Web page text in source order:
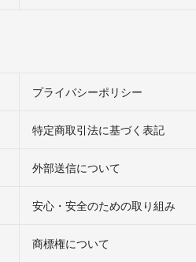
プライバシーポリシー
特定商取引法に基づく表記
外部送信について
安心・安全のための取り組み
商標権について